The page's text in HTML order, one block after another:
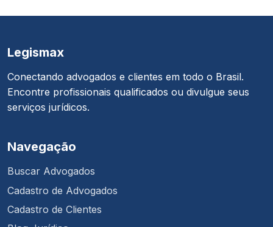
Legismax
Conectando advogados e clientes em todo o Brasil.
Encontre profissionais qualificados ou divulgue seus
serviços jurídicos.
Navegação
Buscar Advogados
Cadastro de Advogados
Cadastro de Clientes